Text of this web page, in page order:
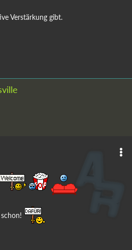
Verstärkung gibt.